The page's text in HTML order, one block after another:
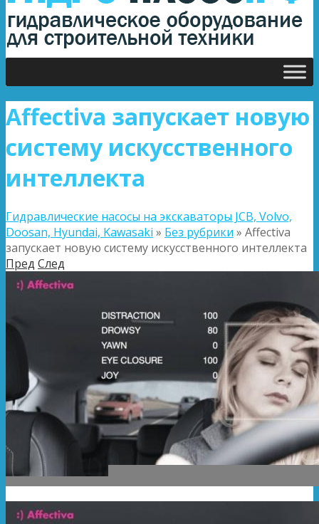
Affectiva запускает новую
систему искусственного
интеллекта
Гидравлические насосы на экскаваторы JCB, Volvo,
Doosan, Hyundai, Kawasaki » Без рубрики » Affectiva
запускает новую систему искусственного интеллекта
Пред След